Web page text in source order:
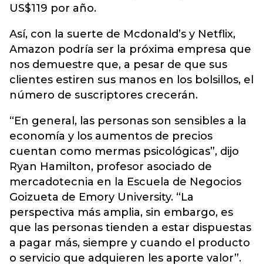
US$119 por año.
Así, con la suerte de Mcdonald’s y Netflix,
Amazon podría ser la próxima empresa que
nos demuestre que, a pesar de que sus
clientes estiren sus manos en los bolsillos, el
número de suscriptores crecerán.
“En general, las personas son sensibles a la
economía y los aumentos de precios
cuentan como mermas psicológicas”, dijo
Ryan Hamilton, profesor asociado de
mercadotecnia en la Escuela de Negocios
Goizueta de Emory University. “La
perspectiva más amplia, sin embargo, es
que las personas tienden a estar dispuestas
a pagar más, siempre y cuando el producto
o servicio que adquieren les aporte valor”.